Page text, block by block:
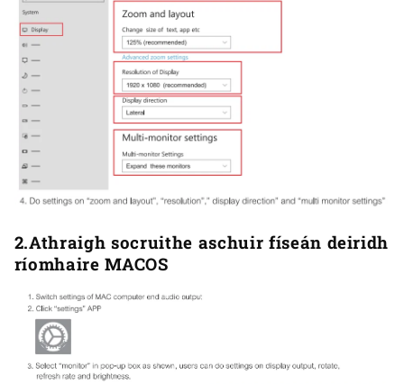
2.Athraigh socruithe aschuir físeán deiridh
ríomhaire MACOS